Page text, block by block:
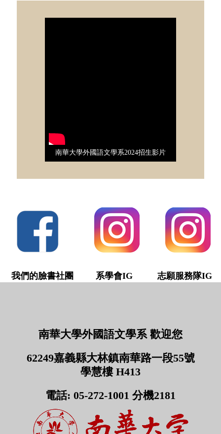
南華大學外國語文學系2024招生影片
我們的臉書社團 系學會IG 志願服務隊IG
南華大學外國語文學系 歡迎您
62249嘉義縣大林鎮南華路一段55號
學慧樓 H413
電話: 05-272-1001 分機2181